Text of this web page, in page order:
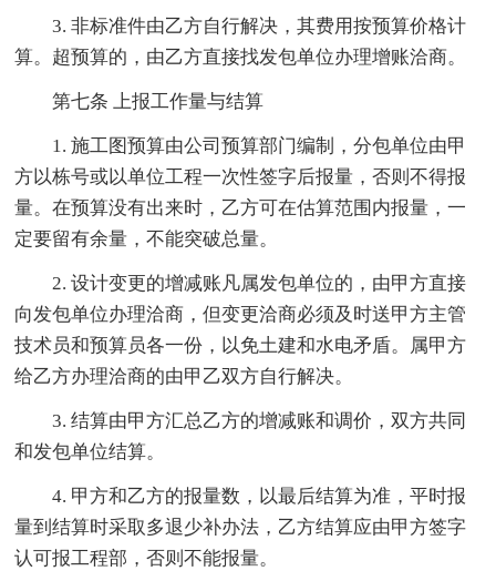
3. 非标准件由乙方自行解决，其费用按预算价格计
算。超预算的，由乙方直接找发包单位办理增账洽商。
第七条 上报工作量与结算
1. 施工图预算由公司预算部门编制，分包单位由甲
方以栋号或以单位工程一次性签字后报量，否则不得报
量。在预算没有出来时，乙方可在估算范围内报量，一
定要留有余量，不能突破总量。
2. 设计变更的增减账凡属发包单位的，由甲方直接
向发包单位办理洽商，但变更洽商必须及时送甲方主管
技术员和预算员各一份，以免土建和水电矛盾。属甲方
给乙方办理洽商的由甲乙双方自行解决。
3. 结算由甲方汇总乙方的增减账和调价，双方共同
和发包单位结算。
4. 甲方和乙方的报量数，以最后结算为准，平时报
量到结算时采取多退少补办法，乙方结算应由甲方签字
认可报工程部，否则不能报量。